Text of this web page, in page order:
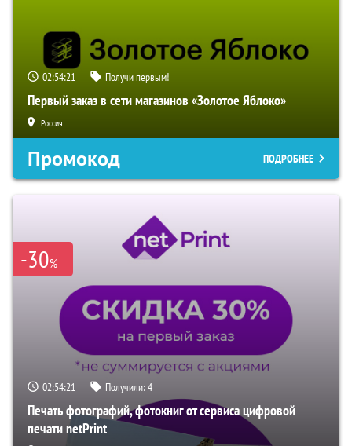
02:54:20 Получи первым!
Первый заказ в сети магазинов «Золотое Яблоко»
Россия
Промокод ПОДРОБНЕЕ
-30%
02:54:20 Получили:4
Печать фотографий, фотокниг от сервиса цифровой
печати netPrint